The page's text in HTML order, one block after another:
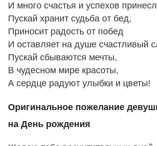
И много счастья и успехов
Пускай хранит судьба от бед,
Приносит радость от побед
И оставляет на душе счастливый
Пускай сбываются мечты,
В чудесном мире красоты,
А сердце радуют улыбки и цветы!
Оригинальное пожелание
на День рождения